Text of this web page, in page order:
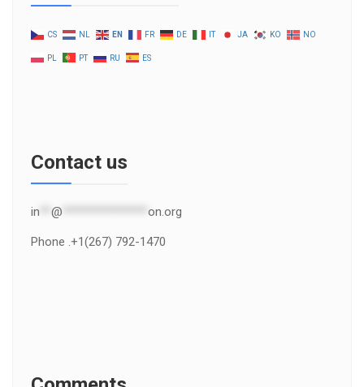
CS NL EN FR DE IT JA KO NO
PL PT RU ES
Contact us
in @ on.org
Phone .+1(267) 792-1470